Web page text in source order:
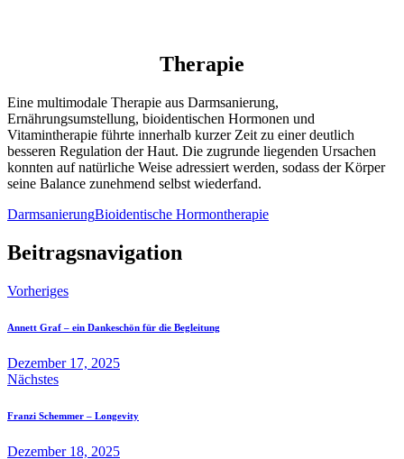
Therapie
Eine multimodale Therapie aus Darmsanierung,
Ernährungsumstellung, bioidentischen Hormonen und
Vitamintherapie führte innerhalb kurzer Zeit zu einer deutlich
besseren Regulation der Haut. Die zugrunde liegenden Ursachen
konnten auf natürliche Weise adressiert werden, sodass der Körper
seine Balance zunehmend selbst wiederfand.
DarmsanierungBioidentische Hormontherapie
Beitragsnavigation
Vorheriges
Annett Graf – ein Dankeschön für die Begleitung
Dezember 17, 2025
Nächstes
Franzi Schemmer – Longevity
Dezember 18, 2025